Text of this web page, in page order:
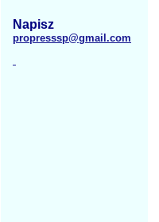
Napisz
propresssp@gmail.com